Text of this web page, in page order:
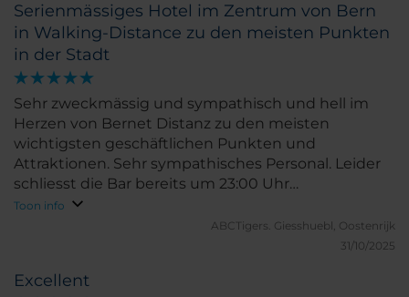
Excellent
Serienmässiges Hotel im Zentrum von Bern
in Walking-Distance zu den meisten Punkten
in der Stadt
Sehr zweckmässig und sympathisch und hell im
Herzen von Bernet Distanz zu den meisten
wichtigsten geschäftlichen Punkten und
Attraktionen. Sehr sympathisches Personal. Leider
schliesst die Bar bereits um 23:00 Uhr…
Toon info
ABCTigers. Giesshuebl, Oostenrijk
31/10/2025